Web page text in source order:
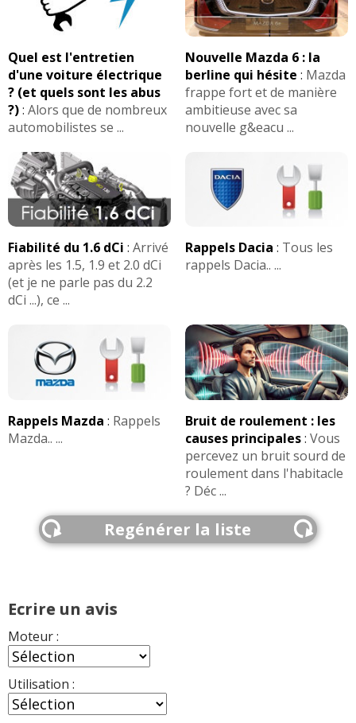
Quel est l'entretien
d'une voiture électrique
? (et quels sont les abus
?): Alors que de nombreux
automobilistes se ...
Nouvelle Mazda 6 : la
berline qui hésite : Mazda
frappe fort et de manière
ambitieuse avec sa
nouvelle g&eacu ...
Fiabilité du 1.6 dCi : Arrivé
après les 1.5, 1.9 et 2.0 dCi
(et je ne parle pas du 2.2
dCi ...), ce ...
Rappels Dacia : Tous les
rappels Dacia.. ...
Rappels Mazda : Rappels
Mazda.. ...
Bruit de roulement : les
causes principales: Vous
percevez un bruit sourd de
roulement dans l'habitacle
? Déc ...
Regénérer la liste
Ecrire un avis
Moteur :
Utilisation :